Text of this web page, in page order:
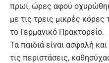
πρωί, ώρες αφού
με τις τρεις μικρές
το Γερμανικό Πρακτορείο.
Τα παιδιά είναι ασφαλή
τις περιστάσεις,